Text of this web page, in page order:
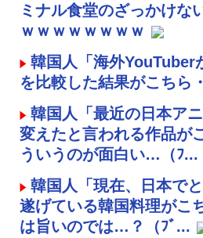
ミナル食堂のざっかけな
ｗｗｗｗｗｗｗｗ
韓国人「海外YouTuber
を比較した結果がこちら
韓国人「最近の日本ア
変えたと言われる作品
ういうのが面白い…（ﾌ...
韓国人「現在、日本で
遂げている韓国料理が
は旨いのでは…？（ﾌﾞ...